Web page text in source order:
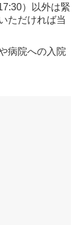
）以外は緊
ただければ当
病院への入院